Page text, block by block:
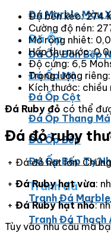
Đá Marble Màu
Đá Ốp
Đá Ốp Bàn Bếp
Đá Ốp Mộ
Đá Ốp Cột
Đá Ốp Thang
Đá Ốp Bếp
Đá Ốp Bếp Tự
Tranh đá
Tranh Đá
Tranh Đá Thạch
Độ bền kéo: 274
Cường độ nén:
Mở rộng nhiêt:
Hấp thụ nước:
Độ cứng: 6,5
Trọng lượng
Kích thước:
Đá Ruby đỏ có thể
Đá đỏ ruby
+ Đá đỏ hạt lớn:
+ Đá Ruby hạt vừa:
+ Đá Ruby hạt nhỏ:
Tùy vào nhu cầu mà